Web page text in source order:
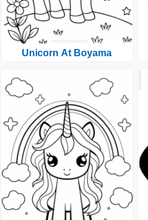
Unicorn At Boyama